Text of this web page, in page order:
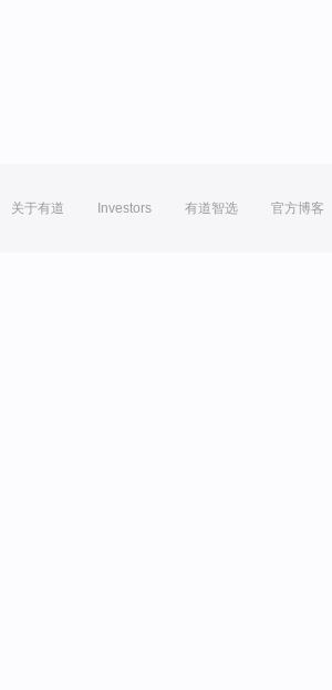
关于有道 Investors 有道智选 官方博客